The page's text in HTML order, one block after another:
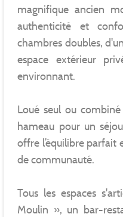
magnifique ancien
authenticité et
chambres doubles,
espace extérieur
environnant.
Loué seul ou
hameau pour un
offre l’équilibre
de communauté.
Tous les espaces
Moulin », un bar-